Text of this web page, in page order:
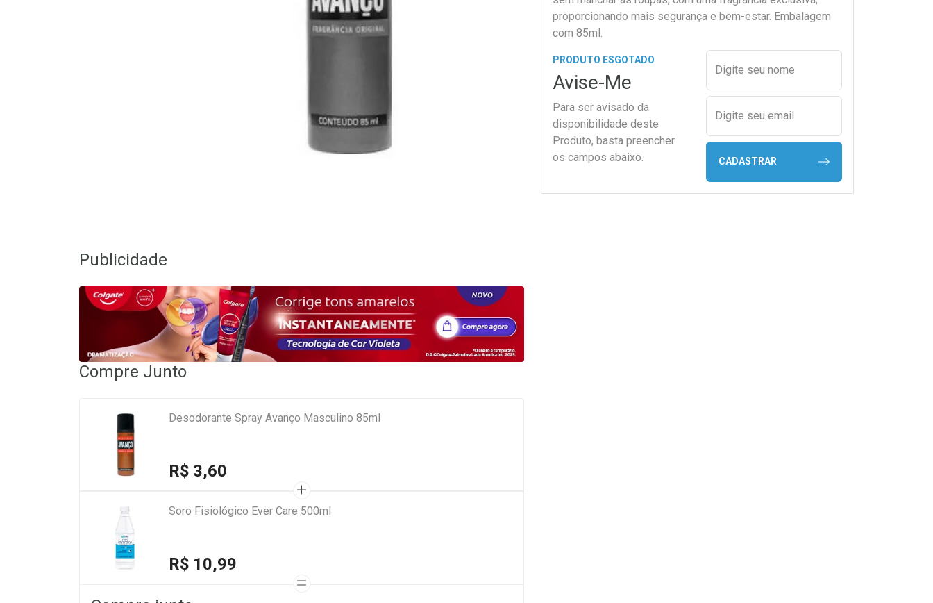
proporcionando mais segurança e bem-estar. Embalagem
com 85ml.
PRODUTO ESGOTADO
Avise-Me
Para ser avisado da
disponibilidade deste
Produto, basta preencher
os campos abaixo.
Preencher nome e email
Digite seu nome
Digite seu email
CADASTRAR
Publicidade
Compre Junto
Desodorante Spray Avanço Masculino 85ml
R$ 3,60
Soro Fisiológico Ever Care 500ml
R$ 10,99